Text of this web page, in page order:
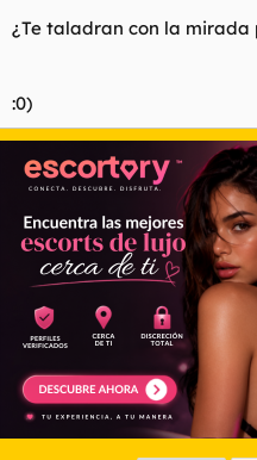
¿Te taladran con la mirada
:0)